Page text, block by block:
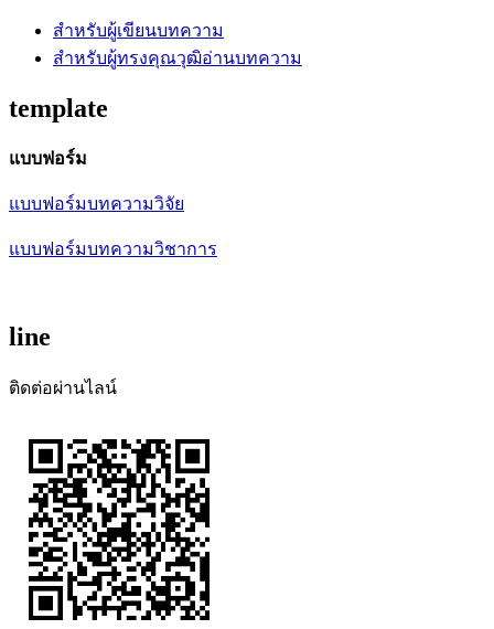
สำหรับผู้เขียนบทความ
สำหรับผู้ทรงคุณวุฒิอ่านบทความ
template
แบบฟอร์ม
แบบฟอร์มบทความวิจัย
แบบฟอร์มบทความวิชาการ
line
ติดต่อผ่านไลน์